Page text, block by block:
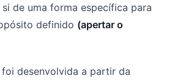
de uma forma específica para
definido (apertar o
desenvolvida a partir da